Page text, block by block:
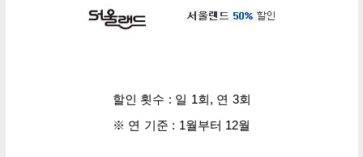
할인 횟수 : 일 1회, 연 3회
※ 연 기준 : 1월부터 12월